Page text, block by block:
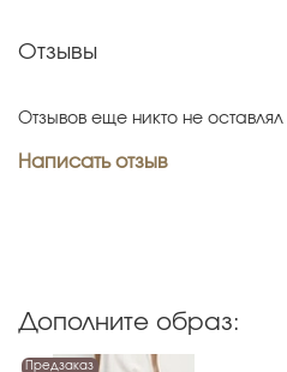
Отзывы
Отзывов еще никто не оставлял
Написать отзыв
Дополните образ:
Предзаказ